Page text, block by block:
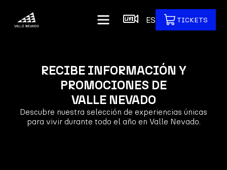
ES TICKETS
RECIBE INFORMACIÓN Y
PROMOCIONES DE
VALLE NEVADO
Descubre nuestra selección de experiencias únicas
para vivir durante todo el año en Valle Nevado.